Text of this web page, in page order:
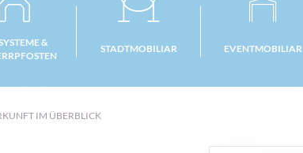
&
STADTMOBILIAR EVENTMOBILIAR
IM ÜBERBLICK